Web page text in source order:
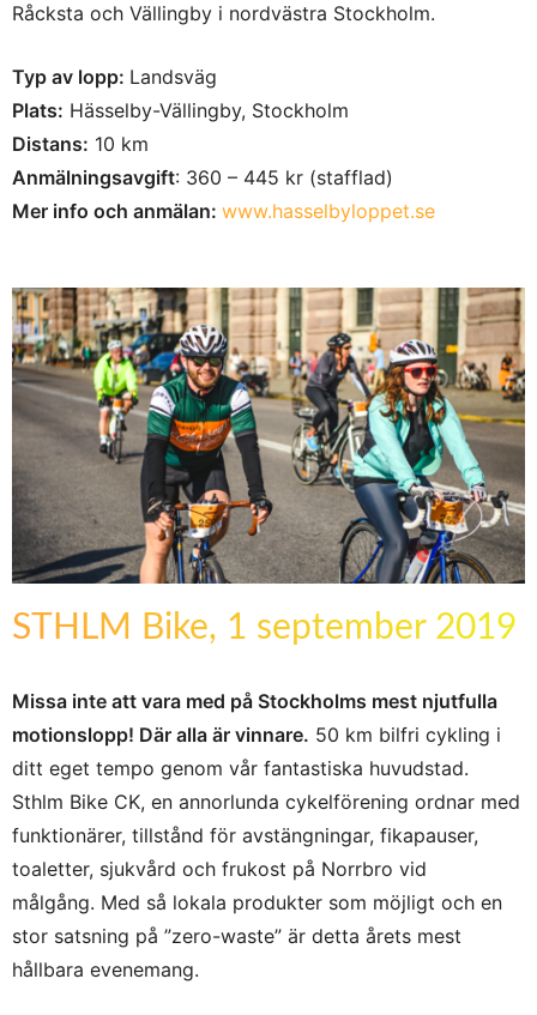
Råcksta och Vällingby i nordvästra Stockholm.
Typ av lopp: Landsväg
Plats: Hässelby-Vällingby, Stockholm
Distans: 10 km
Anmälningsavgift: 360 – 445 kr (stafflad)
Mer info och anmälan: www.hasselbyloppet.se
STHLM Bike, 1 september 2019
Missa inte att vara med på Stockholms mest njutfulla
motionslopp! Där alla är vinnare. 50 km bilfri cykling i
ditt eget tempo genom vår fantastiska huvudstad.
Sthlm Bike CK, en annorlunda cykelförening ordnar med
funktionärer, tillstånd för avstängningar, fikapauser,
toaletter, sjukvård och frukost på Norrbro vid
målgång. Med så lokala produkter som möjligt och en
stor satsning på ”zero-waste” är detta årets mest
hållbara evenemang.